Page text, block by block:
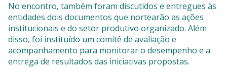
No encontro, também foram discutidos e entregues às
entidades dois documentos que nortearão as ações
institucionais e do setor produtivo organizado. Além
disso, foi instituído um comitê de avaliação e
acompanhamento para monitorar o desempenho e a
entrega de resultados das iniciativas propostas.